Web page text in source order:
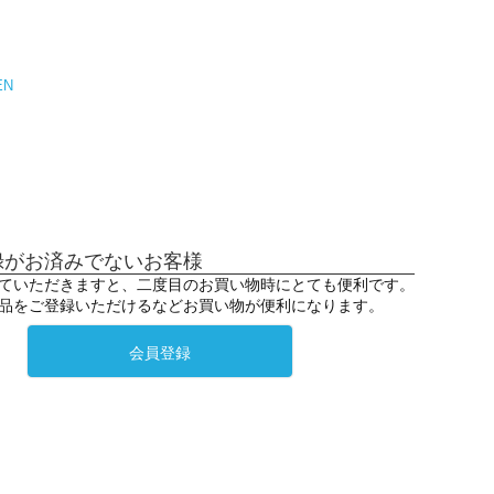
お済みでないお客様
いただきますと、二度目のお買い物時にとても便利です。
をご登録いただけるなどお買い物が便利になります。
会員登録